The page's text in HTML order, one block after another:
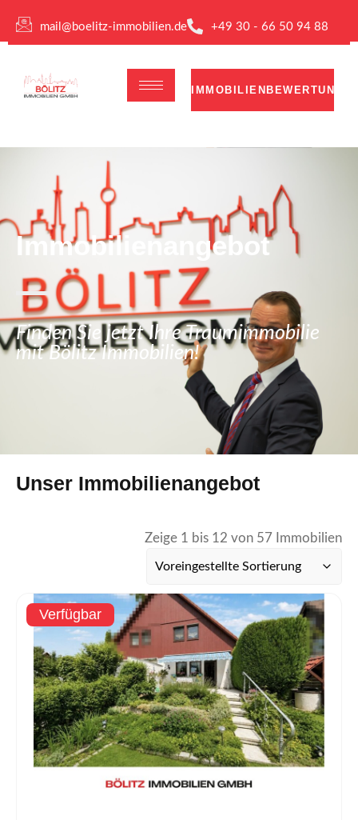
mail@boelitz-immobilien.de +49 30 - 66 50 94 88
IMMOBILIENBEWERTUNG
Immobilienangebot
Finden Sie jetzt Ihre Traumimmobilie
mit Bölitz Immobilien!
Unser Immobilienangebot
Zeige 1 bis 12 von 57 Immobilien
Verfügbar